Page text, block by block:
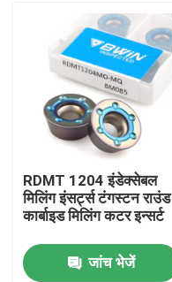
उत्पादों
वीडियो
हमारे बारे में
कारखाना भ्रमण
RDMT 1204 इंडेक्सेबल
मिलिंग इंसर्ट्स टंगस्टन राउंड
कार्बाइड मिलिंग कटर इन्सर्ट
जांच भेजें